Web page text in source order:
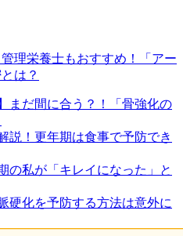
理栄養士もおすすめ！「アー
は？
まだ間に合う？！「骨強化の
説！更年期は食事で予防でき
の私が「キレイになった」と
硬化を予防する方法は意外に